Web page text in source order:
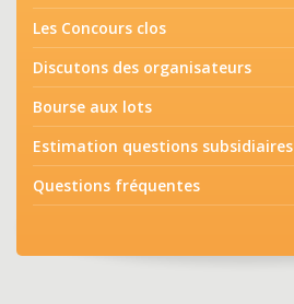
Les Concours clos
Discutons des organisateurs
Bourse aux lots
Estimation questions subsidiaires
Questions fréquentes